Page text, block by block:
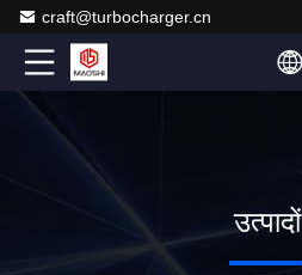
craft@turbocharger.cn
उत्पादों